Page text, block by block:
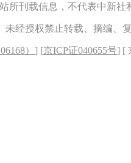
所刊载信息，不代表中新
未经授权禁止转载、摘编、
） ] [京ICP证040655号] [